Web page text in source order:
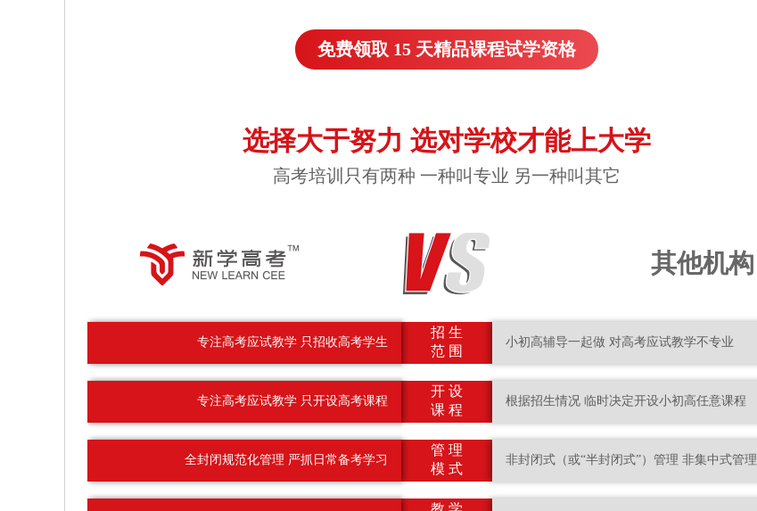
免费领取 15 天精品课程试学资格
选择大于努力 选对学校才能上大学
高考培训只有两种 一种叫专业 另一种叫其它
其他机构
专注高考应试教学 只招收高考学生
专注高考应试教学 只开设高考课程
全封闭规范化管理 严抓日常备考学习
招 生
范 围
开 设
课 程
管 理
模 式
小初高辅导一起做 对高考应试教学不专业
根据招生情况 临时决定开设小初高任意课程
非封闭式（或“半封闭式”）管理 非集中式管理